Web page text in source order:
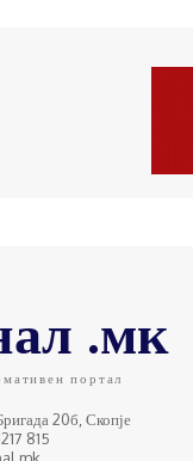
.мк
портал
20б, Скопје
815